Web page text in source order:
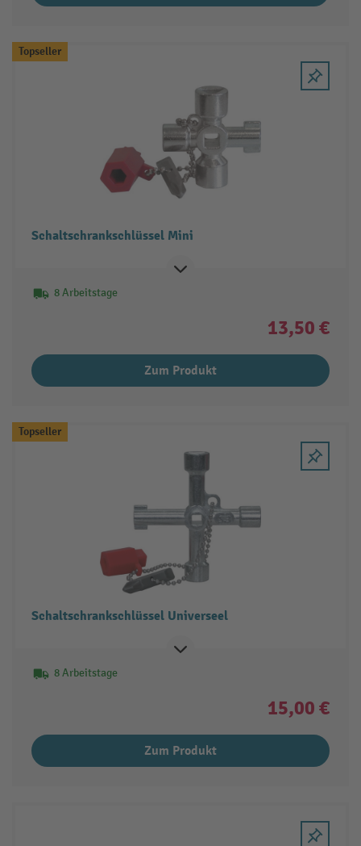
Topseller
Schaltschrankschlüssel Mini
8 Arbeitstage
13,50 €
Zum Produkt
Topseller
Schaltschrankschlüssel Universeel
8 Arbeitstage
15,00 €
Zum Produkt